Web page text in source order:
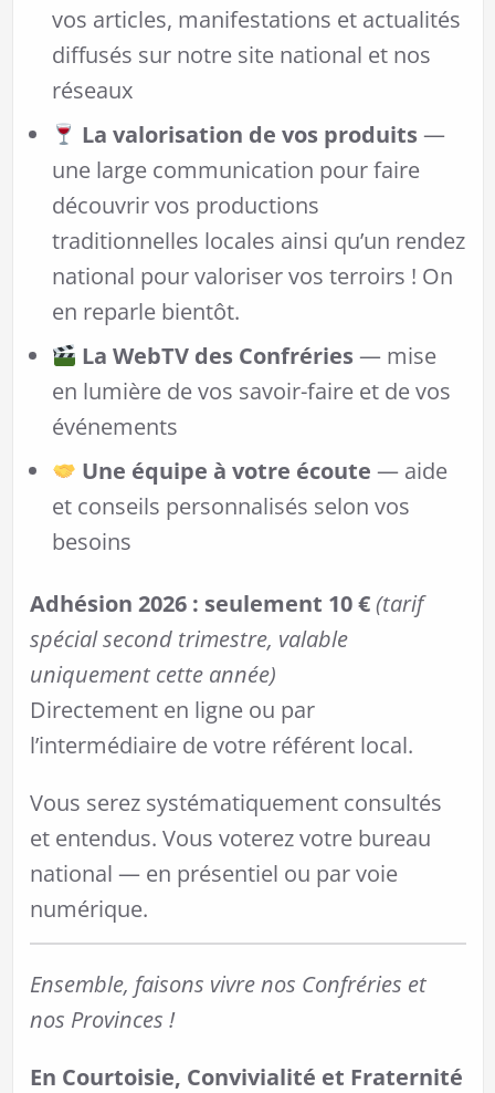
vos articles, manifestations et actualités
diffusés sur notre site national et nos
réseaux
La valorisation de vos produits —
une large communication pour faire
découvrir vos productions
traditionnelles locales ainsi qu’un rendez
national pour valoriser vos terroirs ! On
en reparle bientôt.
La WebTV des Confréries — mise
en lumière de vos savoir-faire et de vos
événements
Une équipe à votre écoute — aide
et conseils personnalisés selon vos
besoins
Adhésion 2026 : seulement 10 € (tarif
spécial second trimestre, valable
uniquement cette année)
Directement en ligne ou par
l’intermédiaire de votre référent local.
Vous serez systématiquement consultés
et entendus. Vous voterez votre bureau
national — en présentiel ou par voie
numérique.
Ensemble, faisons vivre nos Confréries et
nos Provinces !
En Courtoisie, Convivialité et Fraternité